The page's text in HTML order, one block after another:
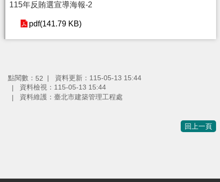
115年反賄選宣導海報-2
pdf(141.79 KB)
點閱數： 52
資料更新：115-05-13 15:44
資料檢視：115-05-13 15:44
資料維護：臺北市建築管理工程處
回上一頁